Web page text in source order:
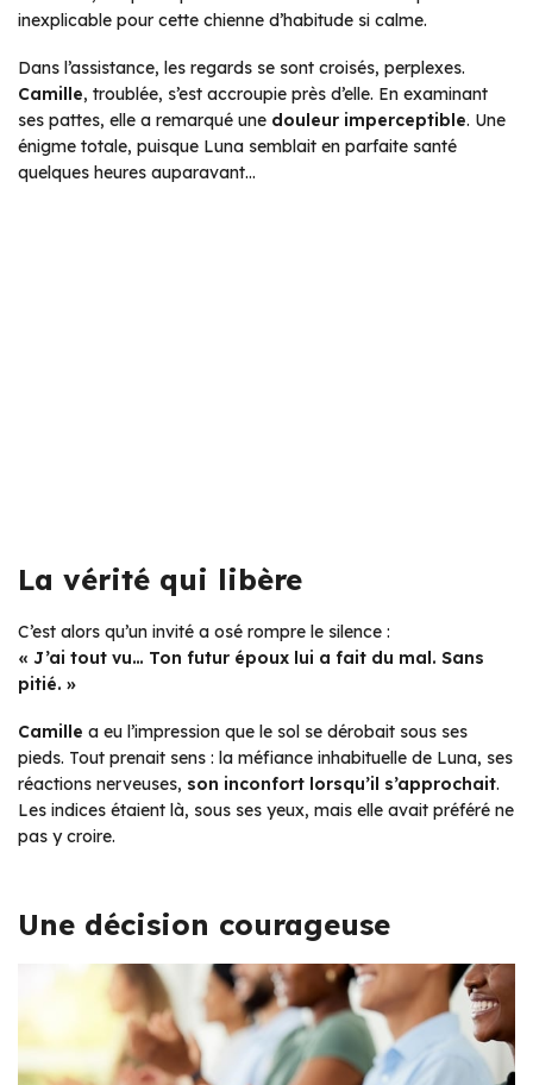
inexplicable pour cette chienne d’habitude si calme.
Dans l’assistance, les regards se sont croisés, perplexes.
Camille, troublée, s’est accroupie près d’elle. En examinant
ses pattes, elle a remarqué une douleur imperceptible. Une
énigme totale, puisque Luna semblait en parfaite santé
quelques heures auparavant…
La vérité qui libère
C’est alors qu’un invité a osé rompre le silence :
« J’ai tout vu… Ton futur époux lui a fait du mal. Sans
pitié. »
Camille a eu l’impression que le sol se dérobait sous ses
pieds. Tout prenait sens : la méfiance inhabituelle de Luna, ses
réactions nerveuses, son inconfort lorsqu’il s’approchait.
Les indices étaient là, sous ses yeux, mais elle avait préféré ne
pas y croire.
Une décision courageuse